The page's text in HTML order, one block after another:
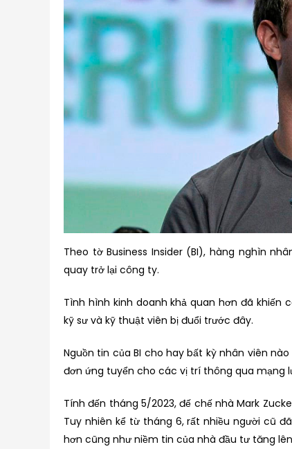
Theo tờ Business Insider (BI), hàng nghìn
quay trở lại công ty.
Tình hình kinh doanh khả quan hơn đã khiến
kỹ sư và kỹ thuật viên bị đuổi trước đây.
Nguồn tin của BI cho hay bất kỳ nhân viên
đơn ứng tuyển cho các vị trí thông qua mạng
Tính đến tháng 5/2023, đế chế nhà Mark
Tuy nhiên kể từ tháng 6, rất nhiều người cũ
hơn cũng như niềm tin của nhà đầu tư tăng